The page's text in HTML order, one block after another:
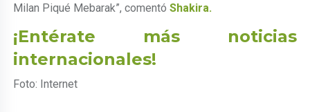
Milan Piqué Mebarak”, comentóShakira.
¡Entérate más noticias
internacionales!
Foto: Internet